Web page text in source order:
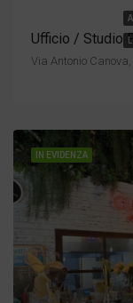
Ufficio / Studio
Via Antonio
IN EVIDENZA